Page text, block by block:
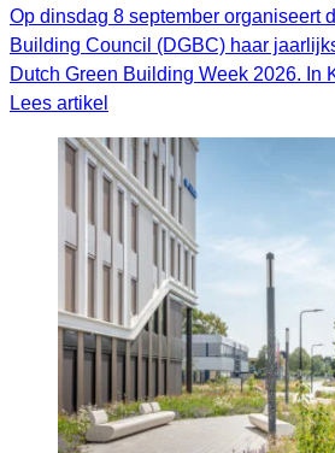
Op dinsdag 8 september organiseert
Building Council (DGBC) haar
Dutch Green Building Week 2026. In
Lees artikel